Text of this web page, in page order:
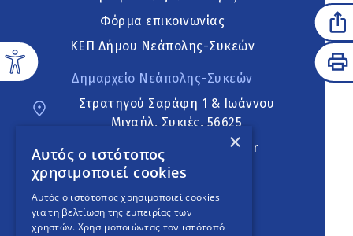
Φόρμα επικοινωνίας
ΚΕΠ Δήμου Νεάπολης-Συκεών
Δημαρχείο Νεάπολης-Συκεών
Στρατηγού Σαράφη 1 & Ιωάννου
Μιχαήλ, Συκιές, 56625
neapoli.sykies@ddt.gov.gr
Ακολουθήστε
×
Αυτός ο ιστότοπος
χρησιμοποιεί cookies
Αυτός ο ιστότοπος χρησιμοποιεί cookies
για τη βελτίωση της εμπειρίας των
χρηστών. Χρησιμοποιώντας τον ιστότοπό